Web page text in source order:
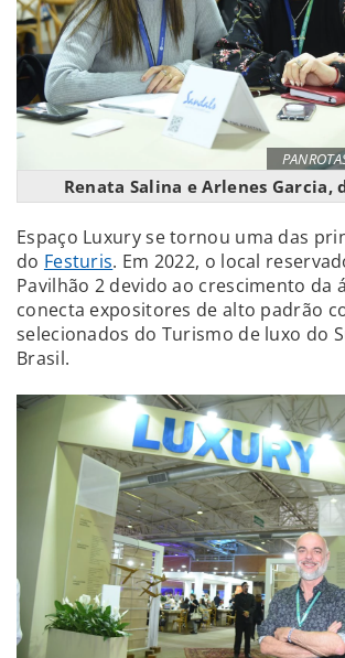
Renata Salina e Arlenes Garcia,
Espaço Luxury se tornou uma das
do Festuris. Em 2022, o local
Pavilhão 2 devido ao crescimento da
conecta expositores de alto padrão
selecionados do Turismo de luxo do
Brasil.